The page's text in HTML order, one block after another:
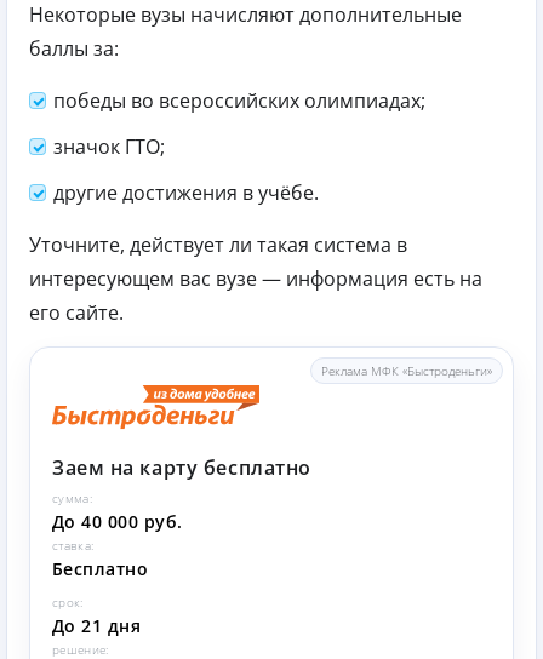
Некоторые вузы начисляют дополнительные
баллы за:
победы во всероссийских олимпиадах;
значок ГТО;
другие достижения в учёбе.
Уточните, действует ли такая система в
интересующем вас вузе — информация есть на
его сайте.
Реклама МФК «Быстроденьги»
Заем на карту бесплатно
сумма:
До 40 000 руб.
ставка:
Бесплатно
срок:
До 21 дня
решение: